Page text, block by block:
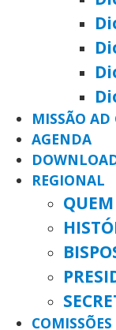
MISSÃO AD
AGENDA
REGIONAL